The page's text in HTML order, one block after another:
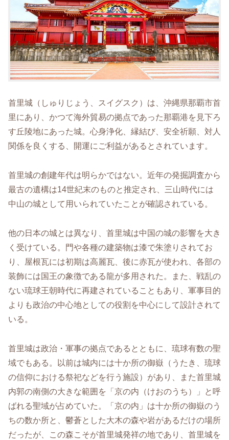
首里城（しゅりじょう、スイグスク）は、沖縄県那覇市首
里にあり、かつて海外貿易の拠点であった那覇港を見下ろ
す丘陵地にあった城。心身浄化、縁結び、安全祈願、対人
関係を良くする、開運にご利益があるとされています。
首里城の創建年代は明らかではない。近年の発掘調査から
最古の遺構は14世紀末のものと推定され、三山時代には
中山の城として用いられていたことが確認されている。
他の日本の城とは異なり、首里城は中国の城の影響を大き
く受けている。門や各種の建築物は漆で朱塗りされてお
り、屋根瓦には初期は高麗瓦、後に赤瓦が使われ、各部の
装飾には国王の象徴である龍が多用された。また、戦乱の
ない琉球王朝時代に再建されていることもあり、軍事目的
よりも政治の中心地としての役割を中心にして設計されて
いる。
首里城は政治・軍事の拠点であるとともに、琉球有数の聖
域でもある。以前は城内には十か所の御嶽（うたき、琉球
の信仰における祭祀などを行う施設）があり、また首里城
内郭の南側の大きな範囲を「京の内（けおのうち）」と呼
ばれる聖域が占めていた。「京の内」は十か所の御嶽のう
ちの数か所と、鬱蒼とした大木の森や岩があるだけの場所
だったが、この森こそが首里城発祥の地であり、首里城を